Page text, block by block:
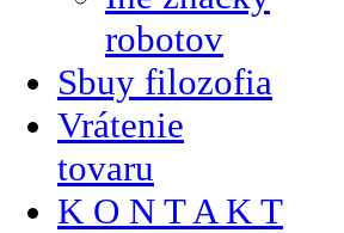
robotov
Sbuy filozofia
Vrátenie
tovaru
K O N T A K T